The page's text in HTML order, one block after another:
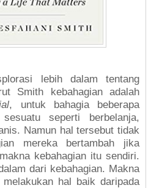
lebih dalam tentang
Smith kebahagian adalah
, untuk bahagia beberapa
seperti berbelanja,
Namun hal tersebut tidak
mereka bertambah jika
kebahagian itu sendiri.
dari kebahagian. Makna
hal baik daripada